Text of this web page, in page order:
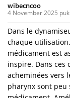
wibecncoo
4 November 2025
Dans le
chaque
médicament est
inspire. Dans ces
acheminées vers
pharynx sont peu